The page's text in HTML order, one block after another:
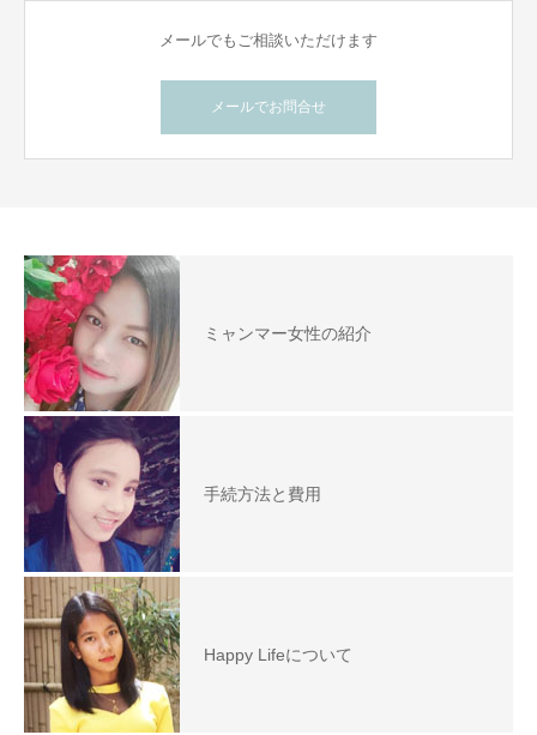
メールでもご相談いただけます
メールでお問合せ
ミャンマー女性の紹介
手続方法と費用
Happy Lifeについて